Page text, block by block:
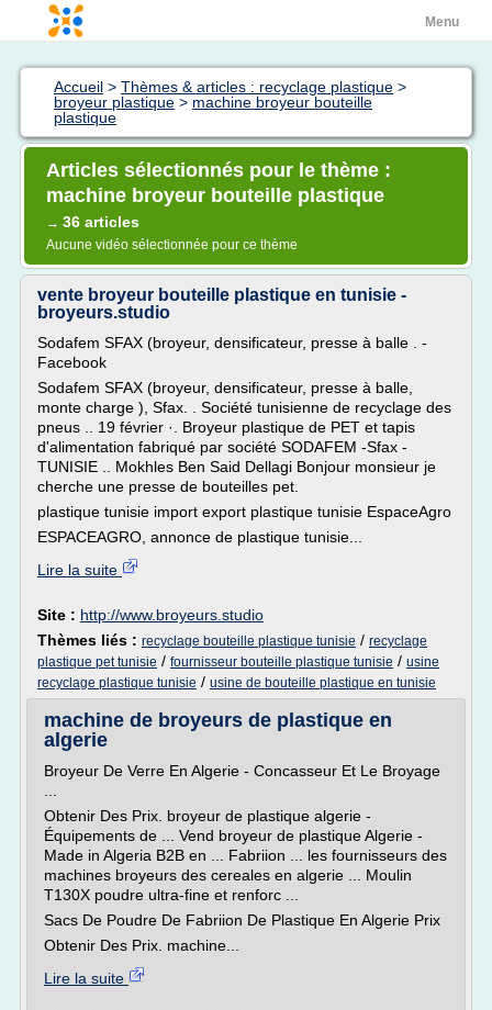
Menu
Accueil > Thèmes & articles : recyclage plastique >
broyeur plastique > machine broyeur bouteille
plastique
Articles sélectionnés pour le thème :
machine broyeur bouteille plastique
→ 36 articles
Aucune vidéo sélectionnée pour ce thème
vente broyeur bouteille plastique en tunisie -
broyeurs.studio
Sodafem SFAX (broyeur, densificateur, presse à balle . -
Facebook
Sodafem SFAX (broyeur, densificateur, presse à balle,
monte charge ), Sfax. . Société tunisienne de recyclage des
pneus .. 19 février ·. Broyeur plastique de PET et tapis
d'alimentation fabriqué par société SODAFEM -Sfax -
TUNISIE .. Mokhles Ben Said Dellagi Bonjour monsieur je
cherche une presse de bouteilles pet.
plastique tunisie import export plastique tunisie EspaceAgro
ESPACEAGRO, annonce de plastique tunisie...
Lire la suite
Site : http://www.broyeurs.studio
Thèmes liés : recyclage bouteille plastique tunisie / recyclage
plastique pet tunisie / fournisseur bouteille plastique tunisie / usine
recyclage plastique tunisie / usine de bouteille plastique en tunisie
machine de broyeurs de plastique en
algerie
Broyeur De Verre En Algerie - Concasseur Et Le Broyage
Obtenir Des Prix. broyeur de plastique algerie -
Équipements de ... Vend broyeur de plastique Algerie -
Made in Algeria B2B en ... Fabriion ... les fournisseurs des
machines broyeurs des cereales en algerie ... Moulin
T130X poudre ultra-fine et renforc ...
Sacs De Poudre De Fabriion De Plastique En Algerie Prix
Obtenir Des Prix. machine...
Lire la suite